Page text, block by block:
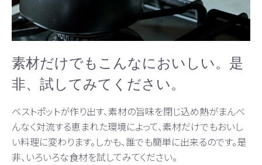
素材だけでもこんなにおいしい。是
非、試してみてください。
ベストポットが作り出す、素材の旨味を閉じ込め熱がまんべ
んなく対流する恵まれた環境によって、素材だけでもおいし
い料理に変わります。しかも、誰でも簡単に出来るのです。是
非、いろいろな食材を試してみてください。